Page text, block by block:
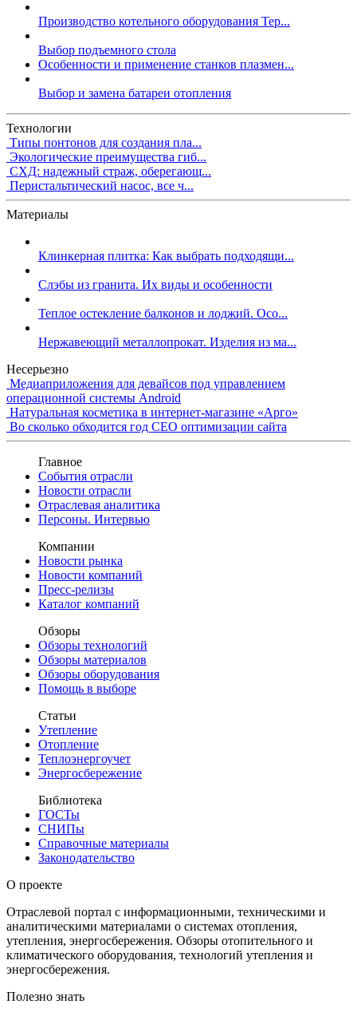
Производство котельного оборудования Тер...
Выбор подъемного стола
Особенности и применение станков плазмен...
Выбор и замена батареи отопления
Технологии
Типы понтонов для создания пла...
Экологические преимущества гиб...
СХД: надежный страж, оберегающ...
Перистальтический насос, все ч...
Материалы
Клинкерная плитка: Как выбрать подходящи...
Слэбы из гранита. Их виды и особенности
Теплое остекление балконов и лоджий. Осо...
Нержавеющий металлопрокат. Изделия из ма...
Несерьезно
Медиаприложения для девайсов под управлением
операционной системы Android
Натуральная косметика в интернет-магазине «Арго»
Во сколько обходится год СЕО оптимизации сайта
Главное
События отрасли
Новости отрасли
Отраслевая аналитика
Персоны. Интервью
Компании
Новости рынка
Новости компаний
Пресс-релизы
Каталог компаний
Обзоры
Обзоры технологий
Обзоры материалов
Обзоры оборудования
Помощь в выборе
Статьи
Утепление
Отопление
Теплоэнергоучет
Энергосбережение
Библиотека
ГОСТы
СНИПы
Справочные материалы
Законодательство
О проекте
Отраслевой портал с информационными, техническими и
аналитическими материалами о системах отопления,
утепления, энергосбережения. Обзоры отопительного и
климатического оборудования, технологий утепления и
энергосбережения.
Полезно знать